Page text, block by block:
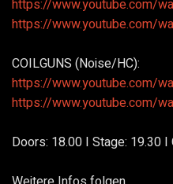
https://www.youtube.com/
https://www.youtube.com/
COILGUNS (Noise/HC):
https://www.youtube.com/
https://www.youtube.com/
Doors: 18.00 I Stage: 19.30